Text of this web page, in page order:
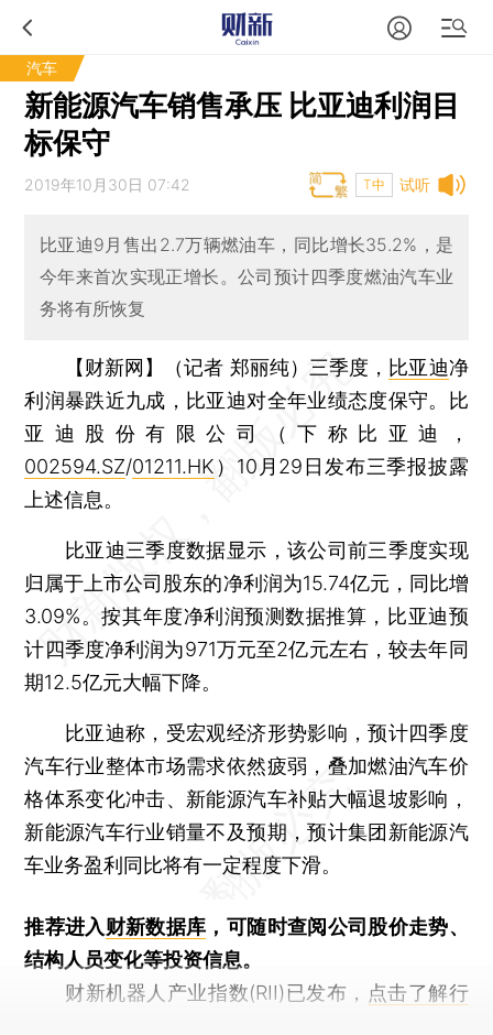
汽车
新能源汽车销售承压 比亚迪利润目
标保守
试听
2019年10月30日 07:42 T中
比亚迪9月售出2.7万辆燃油车，同比增长35.2%，是
今年来首次实现正增长。公司预计四季度燃油汽车业
务将有所恢复
【财新网】（记者 郑丽纯） 三季度， 比亚迪净
利润暴跌近九成，比亚迪对全年业绩态度保守。比
亚迪股份有限公司（下称比亚迪，
002594.SZ/01211.HK）10月29日发布三季报披露
上述信息。
比亚迪三季度数据显示，该公司前三季度实现
归属于上市公司股东的净利润为15.74亿元，同比增
3.09%。按其年度净利润预测数据推算，比亚迪预
计四季度净利润为971万元至2亿元左右，较去年同
期12.5亿元大幅下降。
比亚迪称，受宏观经济形势影响，预计四季度
汽车行业整体市场需求依然疲弱，叠加燃油汽车价
格体系变化冲击、新能源汽车补贴大幅退坡影响，
新能源汽车行业销量不及预期，预计集团新能源汽
车业务盈利同比将有一定程度下滑。
推荐进入财新数据库 ，可随时查阅公司股价走势、
结构人员变化等投资信息。
财新机器人产业指数(RII)已发布， 点击了解行